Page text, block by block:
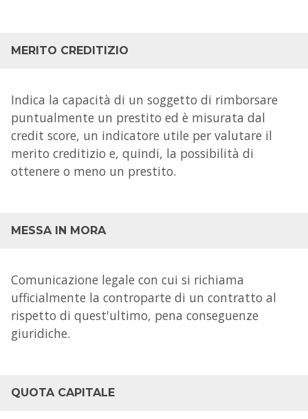
MERITO CREDITIZIO
Indica la capacità di un soggetto di rimborsare
puntualmente un prestito ed è misurata dal
credit score, un indicatore utile per valutare il
merito creditizio e, quindi, la possibilità di
ottenere o meno un prestito.
MESSA IN MORA
Comunicazione legale con cui si richiama
ufficialmente la controparte di un contratto al
rispetto di quest'ultimo, pena conseguenze
giuridiche.
QUOTA CAPITALE